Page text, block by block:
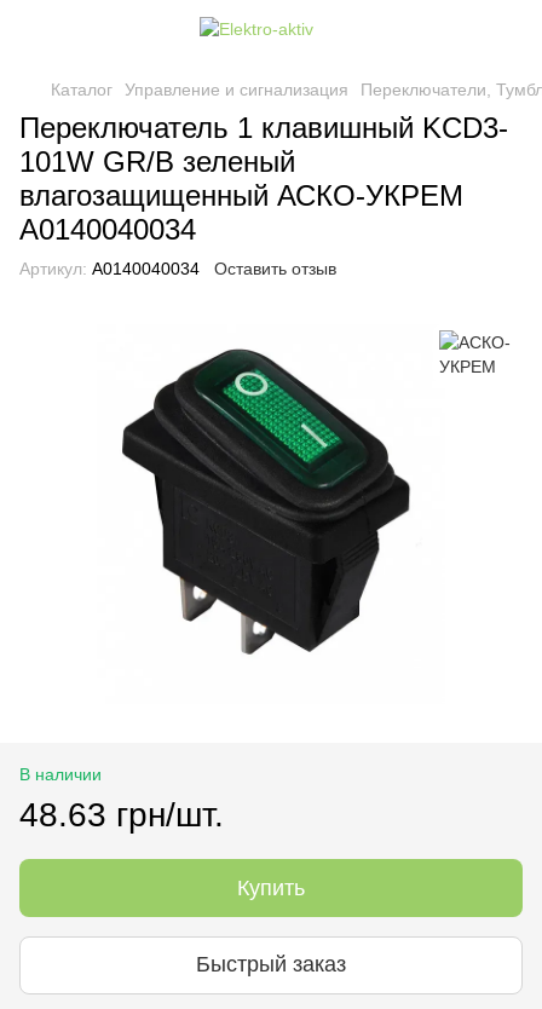
Каталог Управление и сигнализация Переключатели,
Переключатель 1 клавишный KCD3-
101W GR/B зеленый
влагозащищенный АСКО-УКРЕМ
A0140040034
Артикул: A0140040034 Оставить отзыв
В наличии
48.63 грн/шт.
Купить
Быстрый заказ